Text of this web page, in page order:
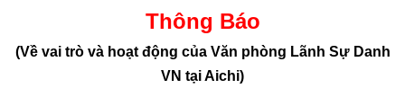
Thông Báo
(Về vai trò và hoạt động của Văn phòng Lãnh Sự Danh
VN tại Aichi)